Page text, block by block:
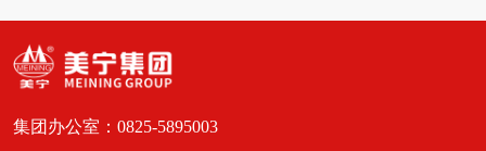
集团办公室：0825-5895003